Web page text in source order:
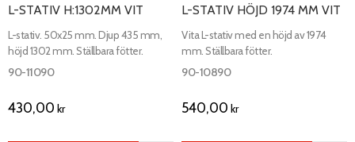
L-STATIV H:1302MM VIT
L-stativ. 50x25 mm. Djup 435 mm,
höjd 1302 mm. Ställbara fötter.
90-11090
430,00 kr
L-STATIV HÖJD 1974 MM VIT
Vita L-stativ med en höjd av 1974
mm. Ställbara fötter.
90-10890
540,00 kr